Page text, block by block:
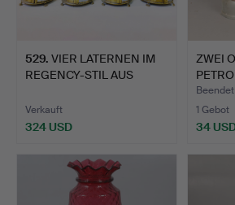
529. VIER LATERNEN IM
REGENCY-STIL AUS
Verkauft
324 USD
ZWEI
1 Gebot
34